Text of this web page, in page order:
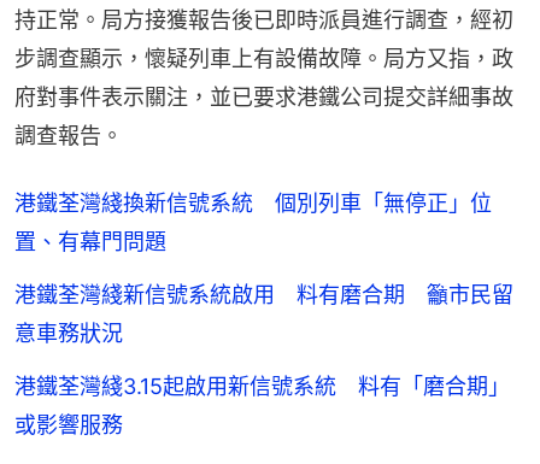
持正常。局方接獲報告後已即時派員進行調查，經初
步調查顯示，懷疑列車上有設備故障。局方又指，政
府對事件表示關注，並已要求港鐵公司提交詳細事故
調查報告。
港鐵荃灣綫換新信號系統 個別列車「無停正」位
置、有幕門問題
港鐵荃灣綫新信號系統啟用 料有磨合期 籲市民留
意車務狀況
港鐵荃灣綫3.15起啟用新信號系統 料有「磨合期」
或影響服務